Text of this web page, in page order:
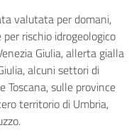
valutata per domani,
rischio idrogeologico
Giulia, allerta gialla
alcuni settori di
Toscana, sulle province
territorio di Umbria,